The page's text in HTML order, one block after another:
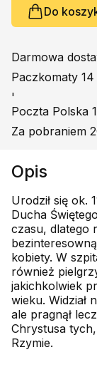
Do
Darmowa
Paczkomaty 14
'
Poczta Polska
Za pobraniem
Opis
Urodził się ok.
Ducha
czasu, dlatego
kobiety. W
również
jakichkolwiek
wieku. Widział
ale pragnął
Chrystusa tych,
Rzymie.